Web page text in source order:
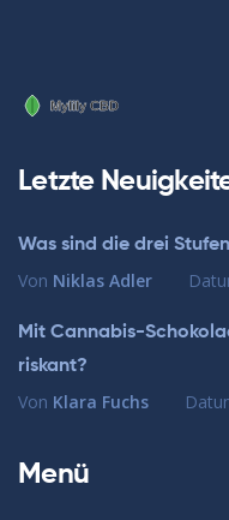
Letzte
Was sind die drei
Von Niklas Adler
Mit Cannabis-
riskant?
Von Klara Fuchs
Menü